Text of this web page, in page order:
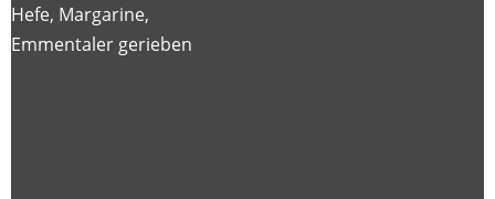
Hefe, Margarine,
Emmentaler gerieben